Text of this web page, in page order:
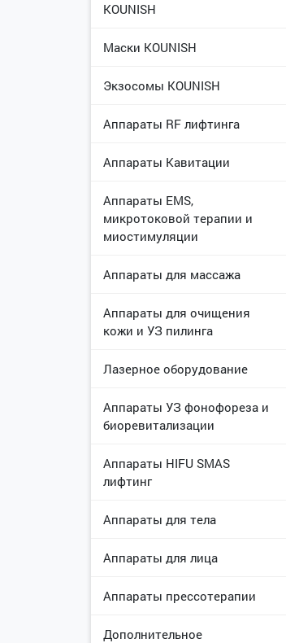
KOUNISH
Маски KOUNISH
Экзосомы KOUNISH
Аппараты RF лифтинга
Аппараты Кавитации
Аппараты EMS,
микротоковой терапии и
миостимуляции
Аппараты для массажа
Аппараты для очищения
кожи и УЗ пилинга
Лазерное оборудование
Аппараты УЗ фонофореза и
биоревитализации
Аппараты HIFU SMAS
лифтинг
Аппараты для тела
Аппараты для лица
Аппараты прессотерапии
Дополнительное